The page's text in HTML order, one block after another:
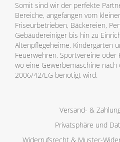
Somit sind wir der perfekte
Bereiche, angefangen vom
Friseurbetrieben, Bäckereien,
Gebäudereiniger bis hin zu
Altenpflegeheime, Kindergärten
Feuerwehren, Sportvereine oder
wo eine Gewerbemaschine
2006/42/EG benötigt wird.
Versand- &
Privatsphäre und
Widerrufsrecht & Muster-